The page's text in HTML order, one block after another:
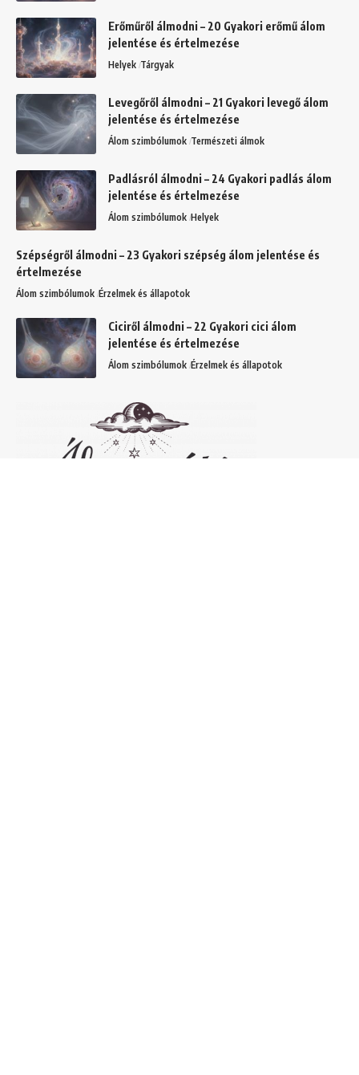
Erőműről álmodni – 20 Gyakori erőmű álom
jelentése és értelmezése
Helyek Tárgyak
Levegőről álmodni – 21 Gyakori levegő álom
jelentése és értelmezése
Álom szimbólumok Természeti álmok
Padlásról álmodni – 24 Gyakori padlás álom
jelentése és értelmezése
Álom szimbólumok Helyek
Szépségről álmodni – 23 Gyakori szépség álom jelentése és
értelmezése
Álom szimbólumok Érzelmek és állapotok
Ciciről álmodni – 22 Gyakori cici álom
jelentése és értelmezése
Álom szimbólumok Érzelmek és állapotok